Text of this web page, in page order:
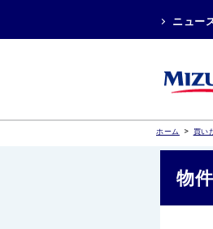
ニュー
ホーム > 買い
物